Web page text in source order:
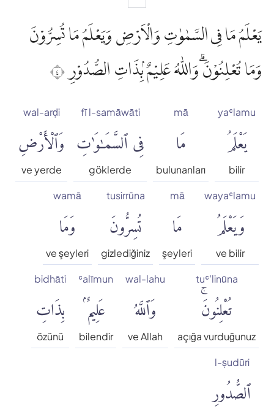
يَعْلَمُ مَا فِى السَّمٰوٰتِ وَالْاَرْضِ وَيَعْلَمُ مَا تُسِرُّوْنَ
وَمَا تُعْلِنُوْنَۗ وَاللّٰهُ عَلِيْمٌ ۢبِذَاتِ الصُّدُوْرِ ٤
yaʿlamu
يَعْلَمُ
bilir
mā
مَا
bulunanları
fī l-samāwāti
فِى ٱلسَّمَٰوَٰتِ
göklerde
wal-arḍi
وَٱلْأَرْضِ
ve yerde
wayaʿlamu
وَيَعْلَمُ
ve bilir
mā
مَا
şeyleri
tusirrūna
تُسِرُّونَ
gizlediğiniz
wamā
وَمَا
ve şeyleri
tuʿ'linūna
تُعْلِنُونَۚ
açığa vurduğunuz
wal-lahu
وَٱللَّهُ
ve Allah
ʿalīmun
عَلِيمٌۢ
bilendir
bidhāti
بِذَاتِ
özünü
l-ṣudūri
ٱلصُّدُورِ